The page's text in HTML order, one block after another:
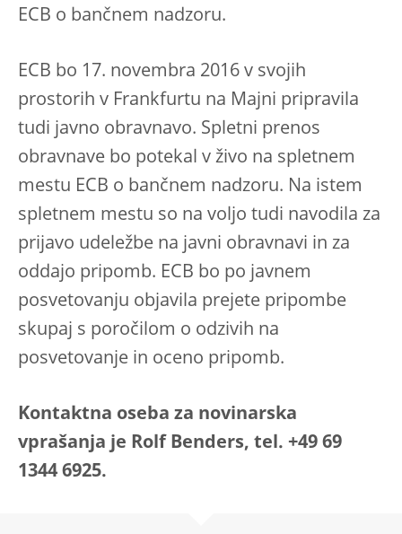
ECB o bančnem nadzoru.
ECB bo 17. novembra 2016 v svojih
prostorih v Frankfurtu na Majni pripravila
tudi javno obravnavo. Spletni prenos
obravnave bo potekal v živo na spletnem
mestu ECB o bančnem nadzoru. Na istem
spletnem mestu so na voljo tudi navodila za
prijavo udeležbe na javni obravnavi in za
oddajo pripomb. ECB bo po javnem
posvetovanju objavila prejete pripombe
skupaj s poročilom o odzivih na
posvetovanje in oceno pripomb.
Kontaktna oseba za novinarska
vprašanja je Rolf Benders, tel. +49 69
1344 6925.